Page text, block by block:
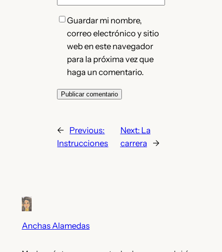
Guardar mi nombre,
correo electrónico y sitio
web en este navegador
para la próxima vez que
haga un comentario.
← Previous:
Instrucciones
Next: La
carrera
→
Anchas Alamedas